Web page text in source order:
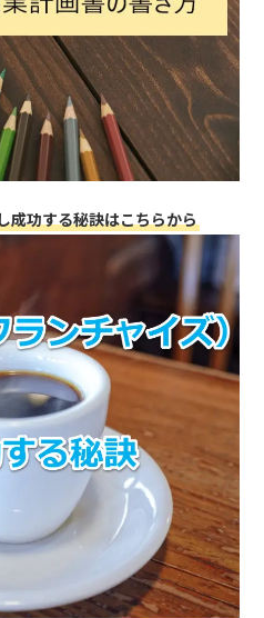
成功する秘訣はこちらから